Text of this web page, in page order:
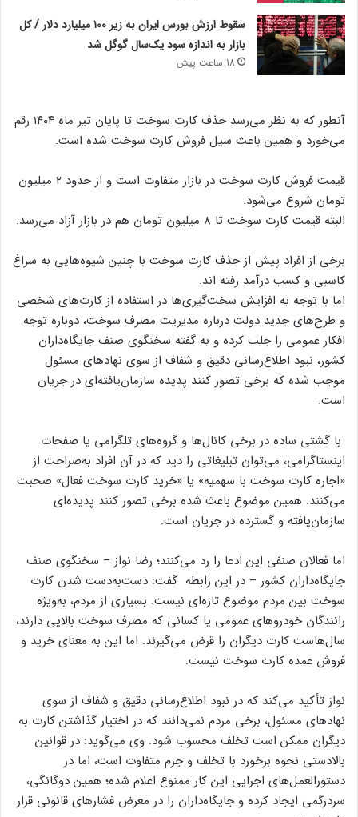
سقوط ارزش بورس ایران به زیر ۱۰۰ میلیارد دلار / کل
بازار به اندازه سود یک‌سال گوگل شد
18 ساعت پیش
آنطور که به نظر می‌رسد حذف کارت سوخت تا پایان تیر ماه ۱۴۰۴ رقم
می‌خورد و همین باعث سیل فروش کارت سوخت شده است.
قیمت فروش کارت سوخت در بازار متفاوت است و از حدود ۲ میلیون
تومان شروع می‌شود.
البته قیمت کارت سوخت تا ۸ میلیون تومان هم در بازار آزاد می‌رسد.
برخی از افراد پیش از حذف کارت سوخت با چنین شیوه‌هایی به سراغ
کاسبی و کسب درآمد رفته اند.
اما با توجه به افزایش سخت‌گیری‌ها در استفاده از کارت‌های شخصی
و طرح‌های جدید دولت درباره مدیریت مصرف سوخت، دوباره توجه
افکار عمومی را جلب کرده و به گفته سخنگوی صنف جایگاه‌داران
کشور، نبود اطلاع‌رسانی دقیق و شفاف از سوی نهادهای مسئول
موجب شده که برخی تصور کنند پدیده‌ سازمان‌یافته‌ای در جریان
است.
با گشتی ساده در برخی کانال‌ها و گروه‌های تلگرامی یا صفحات
اینستاگرامی، می‌توان تبلیغاتی را دید که در آن افراد به‌صراحت از
«اجاره کارت سوخت با سهمیه» یا «خرید کارت سوخت فعال» صحبت
می‌کنند. همین موضوع باعث شده برخی تصور کنند پدیده‌ای
سازمان‌یافته و گسترده در جریان است.
اما فعالان صنفی این ادعا را رد می‌کنند؛ رضا نواز – سخنگوی صنف
جایگاه‌داران کشور – در این رابطه گفت: دست‌به‌دست شدن کارت
سوخت بین مردم موضوع تازه‌ای نیست. بسیاری از مردم، به‌ویژه
رانندگان خودروهای عمومی یا کسانی که مصرف سوخت بالایی دارند،
سال‌هاست کارت دیگران را قرض می‌گیرند. اما این به معنای خرید و
فروش عمده کارت سوخت نیست.
نواز تأکید می‌کند که در نبود اطلاع‌رسانی دقیق و شفاف از سوی
نهادهای مسئول، برخی مردم نمی‌دانند که در اختیار گذاشتن کارت به
دیگران ممکن است تخلف محسوب شود. وی می‌گوید: در قوانین
بالادستی نحوه برخورد با تخلف و جرم متفاوت است، اما در
دستورالعمل‌های اجرایی این کار ممنوع اعلام شده؛ همین دوگانگی،
سردرگمی ایجاد کرده و جایگاه‌داران را در معرض فشارهای قانونی قرار